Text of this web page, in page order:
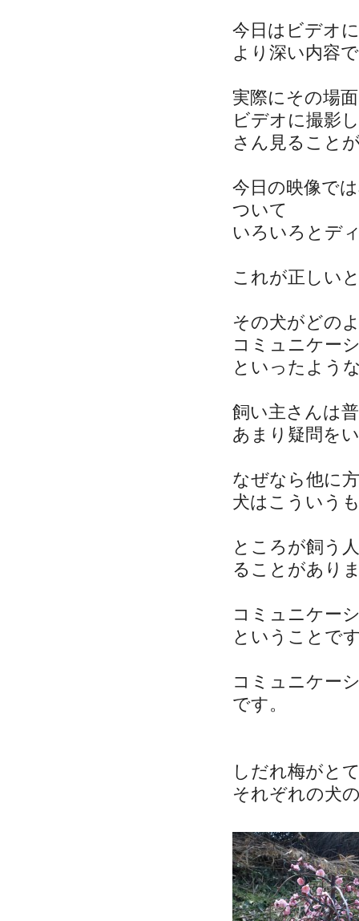
今日はビデオ
より深い内容
実際にその場
ビデオに撮影
さん見ること
今日の映像で
ついて
いろいろとデ
これが正しい
その犬がどの
コミュニケー
といったよう
飼い主さんは
あまり疑問を
なぜなら他に
犬はこういう
ところが飼う
ることがあり
コミュニケー
ということで
コミュニケー
です。
しだれ梅がと
それぞれの犬